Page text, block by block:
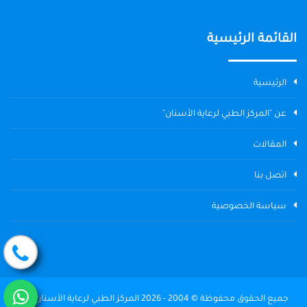
القائمة الرئيسية
الرئيسية
عن "المركز الطبي لرعاية الأسنان"
المقالات
اتصل بنا
سياسة الخصوصية
جميع الحقوق محفوظة © 2004 - 2026 المركز الطبي لرعاية الأسنان The